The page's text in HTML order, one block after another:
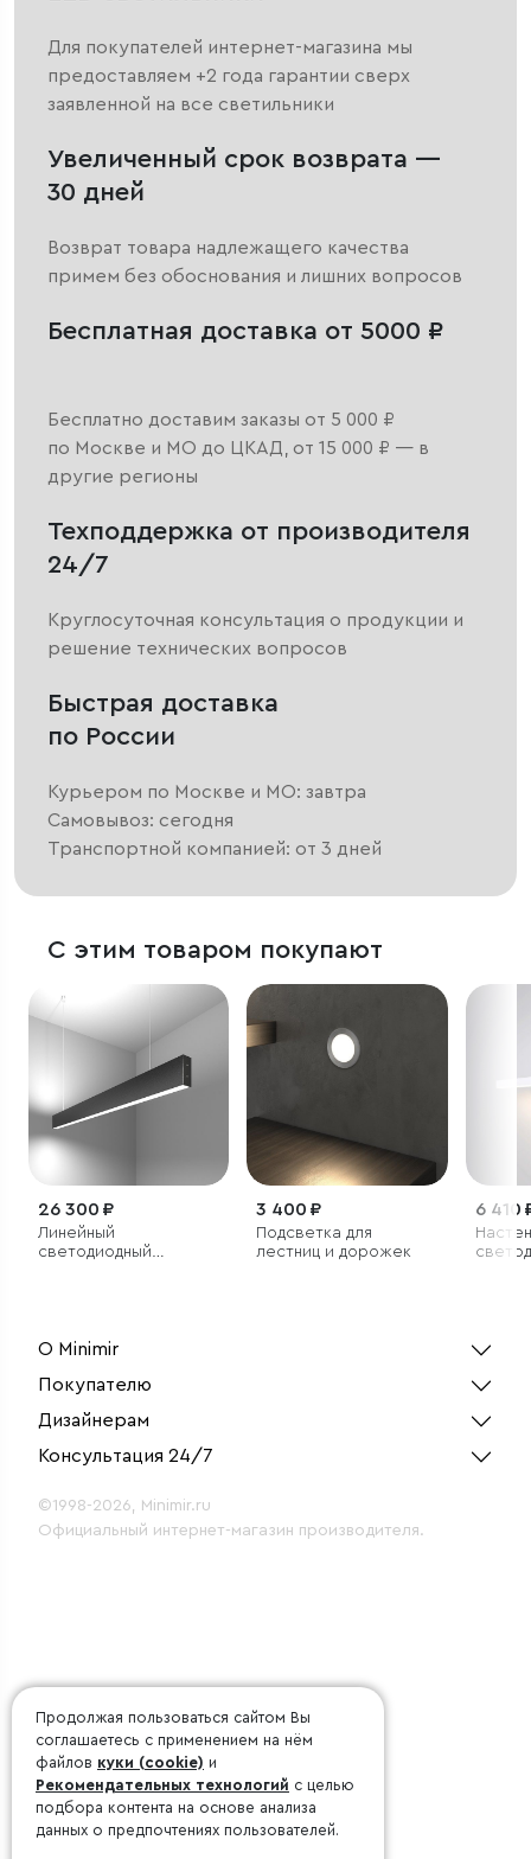
Для покупателей интернет-магазина мы
предоставляем +2 года гарантии сверх
заявленной на все светильники
Увеличенный срок возврата —
30 дней
Возврат товара надлежащего качества
примем без обоснования и лишних вопросов
Бесплатная доставка от 5000 ₽
Бесплатно доставим заказы от 5 000 ₽
по Москве и МО до ЦКАД, от 15 000 ₽ — в
другие регионы
Техподдержка от производителя
24/7
Круглосуточная консультация о продукции и
решение технических вопросов
Быстрая доставка
по России
Курьером по Москве и МО: завтра
Самовывоз: сегодня
Транспортной компанией: от 3 дней
С этим товаром покупают
26 300 ₽
Линейный
светодиодный
3 400 ₽
Подсветка для
лестниц и дорожек
6 410
О Minimir
Покупателю
Дизайнерам
Консультация 24/7
©1998-2026, Minimir.ru
Официальный интернет-магазин производителя.
Продолжая пользоваться сайтом Вы
соглашаетесь с применением на нём
файлов куки (cookie) и
Рекомендательных технологий с целью
подбора контента на основе анализа
данных о предпочтениях пользователей.